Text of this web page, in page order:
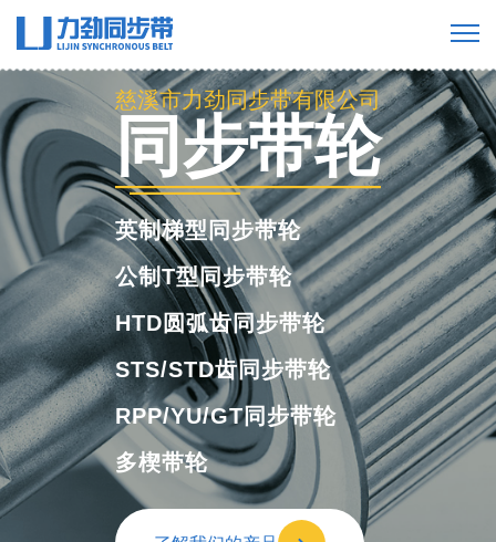
慈溪市力劲同步带有限公司
工业橡胶同步
带
橡胶单面齿同步带
橡胶双面齿同步带
橡胶多楔带
橡胶开口带
了解我们的产品